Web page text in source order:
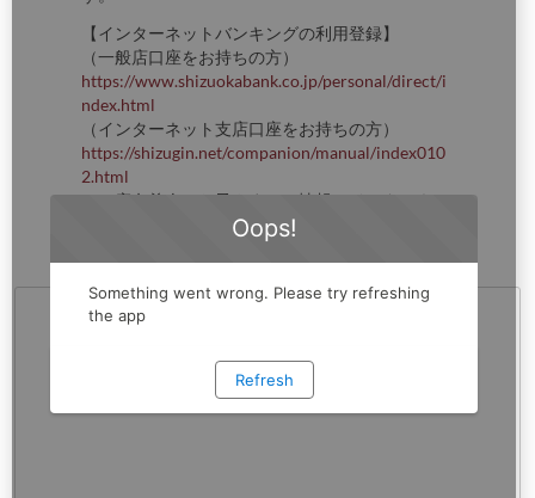
【インターネットバンキングの利用登録】
（一般店口座をお持ちの方）
https://www.shizuokabank.co.jp/personal/direct/i
ndex.html
（インターネット支店口座をお持ちの方）
https://shizugin.net/companion/manual/index010
2.html
※口座名義人（お子さま）の情報でインターネッ
トバンキングの利用登録を行ってください。